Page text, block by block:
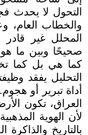
التحول لا يحدث
والخطاب العام،
المحلل غير
صحيحًا وبين ما هو
كما هي بل كما
التحليل يفقد
أداة تبرير أو
العراق، تكون
لأن الهوية
بالتاريخ